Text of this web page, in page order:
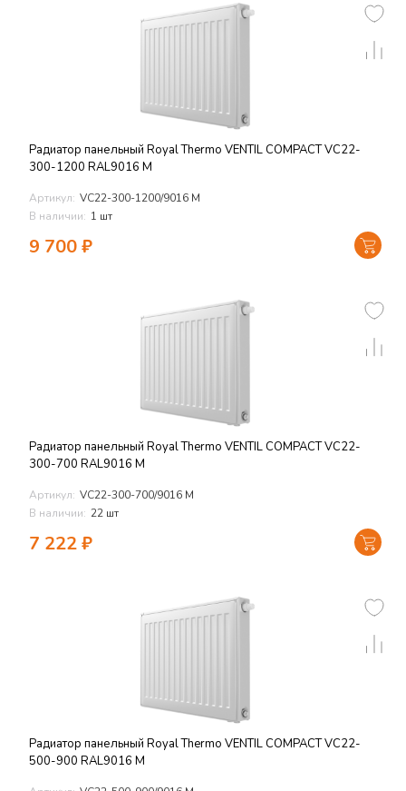
Радиатор панельный Royal Thermo VENTIL COMPACT VC22-
300-1200 RAL9016 M
Артикул: VC22-300-1200/9016 M
В наличии: 1 шт
9 700₽
Радиатор панельный Royal Thermo VENTIL COMPACT VC22-
300-700 RAL9016 M
Артикул: VC22-300-700/9016 M
В наличии: 22 шт
7 222₽
Радиатор панельный Royal Thermo VENTIL COMPACT VC22-
500-900 RAL9016 M